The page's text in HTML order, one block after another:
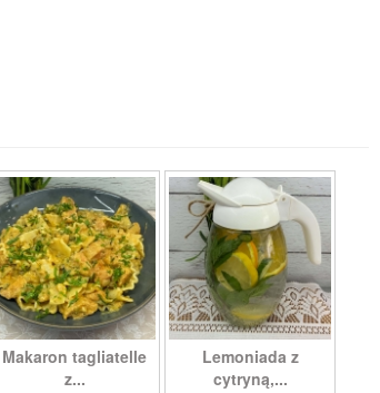
Makaron tagliatelle
z...
Lemoniada z
cytryną,...